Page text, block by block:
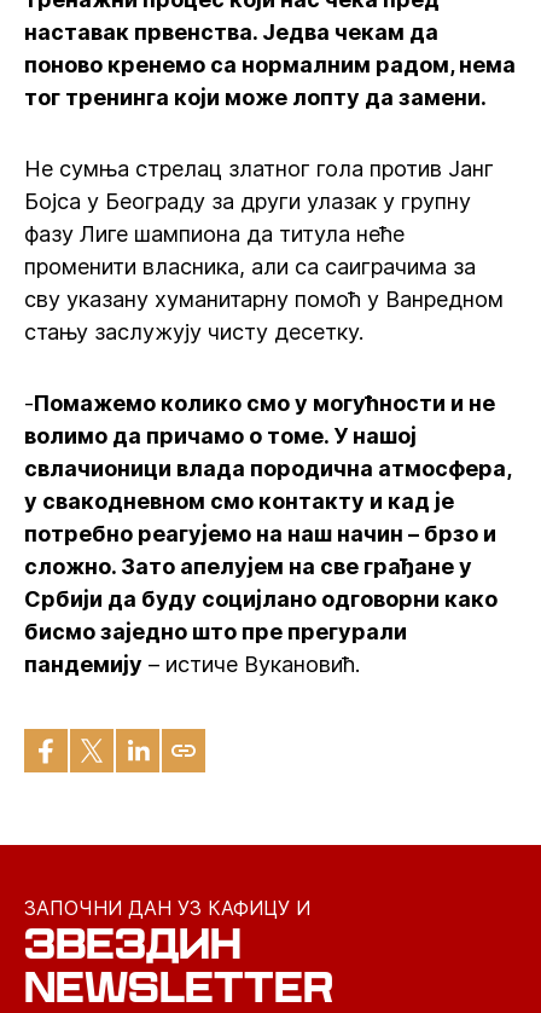
наставак првенства. Једва чекам да
поново кренемо са нормалним радом, нема
тог тренинга који може лопту да замени.
Не сумња стрелац златног гола против Јанг
Бојса у Београду за други улазак у групну
фазу Лиге шампиона да титула неће
променити власника, али са саиграчима за
сву указану хуманитарну помоћ у Ванредном
стању заслужују чисту десетку.
-Помажемо колико смо у могућности и не
волимо да причамо о томе. У нашој
свлачионици влада породична атмосфера,
у свакодневном смо контакту и кад је
потребно реагујемо на наш начин – брзо и
сложно. Зато апелујем на све грађане у
Србији да буду социјлано одговорни како
бисмо заједно што пре прегурали
пандемију – истиче Вукановић.
ЗАПОЧНИ ДАН УЗ КАФИЦУ И
ЗВЕЗДИН
NEWSLETTER